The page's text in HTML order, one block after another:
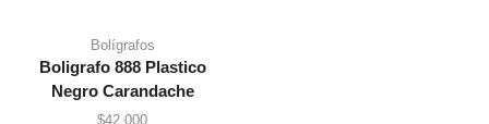
Bolígrafos
Boligrafo 888 Plastico
Negro Carandache
$42,000